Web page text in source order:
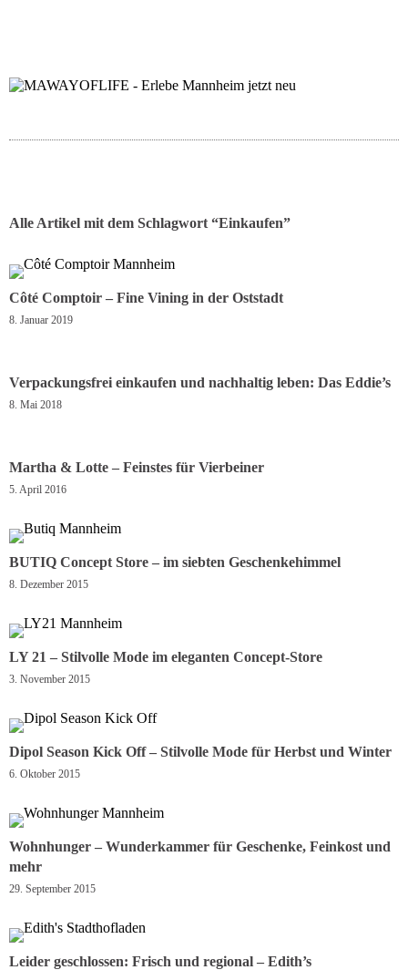
Alle Artikel mit dem Schlagwort “Einkaufen”
Côté Comptoir – Fine Vining in der Oststadt
8. Januar 2019
Verpackungsfrei einkaufen und nachhaltig leben: Das Eddie’s
8. Mai 2018
Martha & Lotte – Feinstes für Vierbeiner
5. April 2016
BUTIQ Concept Store – im siebten Geschenkehimmel
8. Dezember 2015
LY 21 – Stilvolle Mode im eleganten Concept-Store
3. November 2015
Dipol Season Kick Off – Stilvolle Mode für Herbst und Winter
6. Oktober 2015
Wohnhunger – Wunderkammer für Geschenke, Feinkost und
mehr
29. September 2015
Leider geschlossen: Frisch und regional – Edith’s